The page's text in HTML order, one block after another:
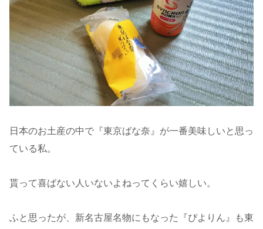
日本のお土産の中で『東京ばな奈』が一番美味しいと思っ
ている私。
貰って喜ばない人いないよねってくらい嬉しい。
ふと思ったが、新名古屋名物にもなった『ぴよりん』も東